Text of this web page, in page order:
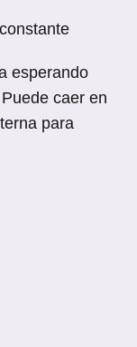
esperando
caer en
para